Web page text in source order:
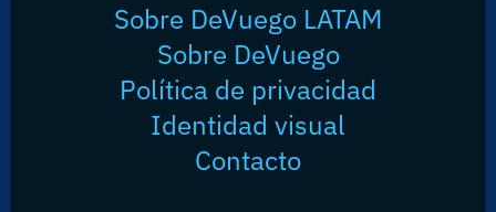
Sobre DeVuego LATAM
Sobre DeVuego
Política de privacidad
Identidad visual
Contacto